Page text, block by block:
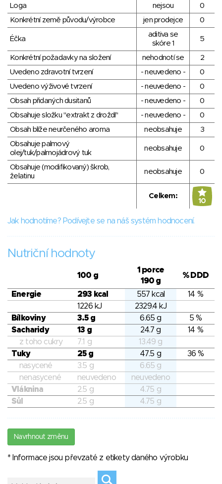
Loga
nejsou
0
Konkrétní země původu/výrobce
jen prodejce 0
Éčka
aditiva se
skóre 1
5
Konkrétní požadavky na složení nehodnotí se
2
Uvedeno zdravotní tvrzení
- neuvedeno -
0
Uvedeno výživové tvrzení
- neuvedeno -
0
Obsah přidaných dusitanů
- neuvedeno -
0
Obsahuje složku "extrakt z droždí"
- neuvedeno -
0
Obsah blíže neurčeného aroma
neobsahuje
3
Obsahuje palmový
olej/tuk/palmojádrový tuk
neobsahuje 0
Obsahuje (modifikovaný) škrob,
želatinu
neobsahuje 0
Celkem:
10
Jak hodnotíme? Podívejte se na náš systém hodnocení.
Nutriční hodnoty
100 g
1 porce
190 g
% DDD
Energie 293 kcal 557 kcal
14 %
1226 kJ
2329.4 kJ
Bílkoviny
3.5 g 6.65 g
5 %
Sacharidy
13 g 24.7 g
14 %
z toho cukry
7.1 g
13.49 g
Tuky
25 g 47.5 g
36 %
nasycené
3.5 g
6.65 g
nenasycené
neuvedeno
neuvedeno
Vláknina
2.5 g
4.75 g
Sůl
2.5 g 4.75 g
Navrhnout změnu
* Informace jsou převzaté z etikety daného výrobku